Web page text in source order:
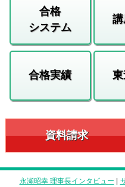
合格
システム
合格実績
資料請求
永瀬昭幸 理事長インタビュー